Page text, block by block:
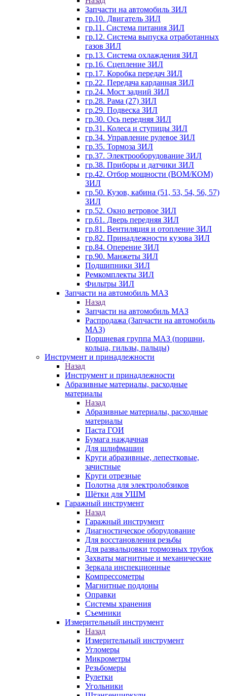
Запчасти на автомобиль ЗИЛ
гр.10. Двигатель ЗИЛ
гр.11. Система питания ЗИЛ
гр.12. Система выпуска отработанных
газов ЗИЛ
гр.13. Система охлаждения ЗИЛ
гр.16. Сцепление ЗИЛ
гр.17. Коробка передач ЗИЛ
гр.22. Передача карданная ЗИЛ
гр.24. Мост задний ЗИЛ
гр.28. Рама (27) ЗИЛ
гр.29. Подвеска ЗИЛ
гр.30. Ось передняя ЗИЛ
гр.31. Колеса и ступицы ЗИЛ
гр.34. Управление рулевое ЗИЛ
гр.35. Тормоза ЗИЛ
гр.37. Электрооборудование ЗИЛ
гр.38. Приборы и датчики ЗИЛ
гр.42. Отбор мощности (ВОМ/КОМ)
ЗИЛ
гр.50. Кузов, кабина (51, 53, 54, 56, 57)
ЗИЛ
гр.52. Окно ветровое ЗИЛ
гр.61. Дверь передняя ЗИЛ
гр.81. Вентиляция и отопление ЗИЛ
гр.82. Принадлежности кузова ЗИЛ
гр.84. Оперение ЗИЛ
гр.90. Манжеты ЗИЛ
Подшипники ЗИЛ
Ремкомплекты ЗИЛ
Фильтры ЗИЛ
Запчасти на автомобиль МАЗ
Назад
Запчасти на автомобиль МАЗ
Распродажа (Запчасти на автомобиль
МАЗ)
Поршневая группа МАЗ (поршни,
кольца, гильзы, пальцы)
Инструмент и принадлежности
Назад
Инструмент и принадлежности
Абразивные материалы, расходные
материалы
Назад
Абразивные материалы, расходные
материалы
Паста ГОИ
Бумага наждачная
Для шлифмашин
Круги абразивные, лепестковые,
зачистные
Круги отрезные
Полотна для электролобзиков
Щётки для УШМ
Гаражный инструмент
Назад
Гаражный инструмент
Диагностическое оборудование
Для восстановления резьбы
Для развальцовки тормозных трубок
Захваты магнитные и механические
Зеркала инспекционные
Компрессометры
Магнитные поддоны
Оправки
Системы хранения
Съемники
Измерительный инструмент
Назад
Измерительный инструмент
Угломеры
Микрометры
Резьбомеры
Рулетки
Угольники